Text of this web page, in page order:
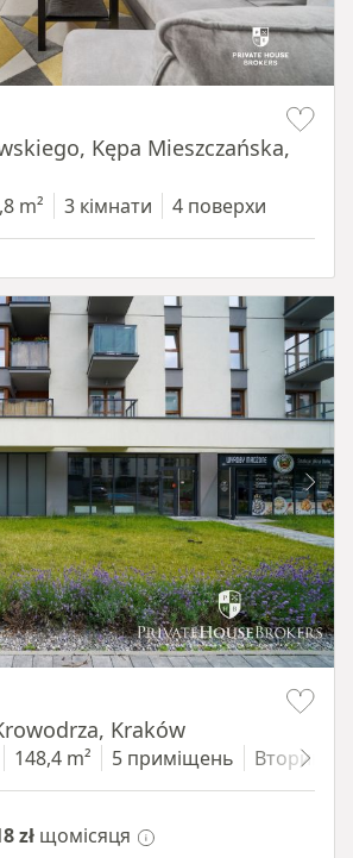
Kępa Mieszczańska,
m² 3 кімнати 4 поверхи
Kraków
148,4 m² 5 приміщень
zł щомісяця